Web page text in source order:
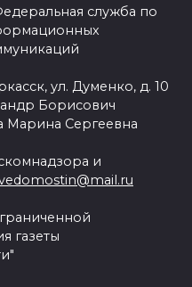
служба по
ул. Думенко, д. 10
Борисович
Марина Сергеевна
и
газеты